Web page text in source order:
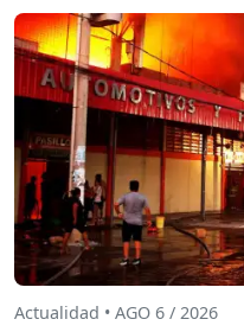
Actualidad • AGO 6 / 2026